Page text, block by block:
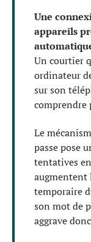
Une
appareils
Un courtier
ordinateur
sur son
comprendre
Le
passe pose
tentatives
augmentent
temporaire
son mot de
aggrave